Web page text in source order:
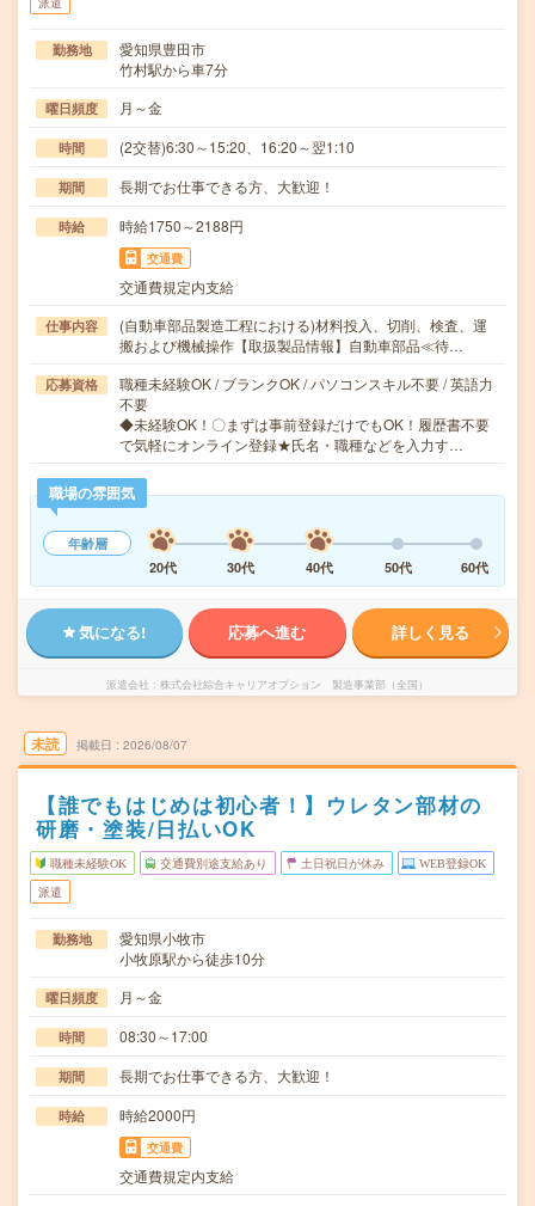
派遣
勤務地
愛知県豊田市
竹村駅から車7分
曜日頻度 月～金
時間 (2交替)6:30～15:20、16:20～翌1:10
期間 長期でお仕事できる方、大歓迎！
時給 時給1750～2188円
交通費
交通費規定内支給
仕事内容
(自動車部品製造工程における)材料投入、切削、検査、運
搬および機械操作【取扱製品情報】自動車部品≪待…
応募資格
職種未経験OK / ブランクOK / パソコンスキル不要 / 英語力
不要
◆未経験OK！〇まずは事前登録だけでもOK！履歴書不要
で気軽にオンライン登録★氏名・職種などを入力す…
職場の雰囲気
年齢層
20代
30代 40代 50代 60代
気になる! 応募へ進む 詳しく見る
派遣会社 株式会社綜合キャリアオプション 製造事業部（全国）
未読 掲載日 2026/08/07
【誰でもはじめは初心者！】ウレタン部材の
研磨・塗装/日払いOK
職種未経験OK 交通費別途支給あり 土日祝日が休み WEB登録OK
派遣
勤務地
愛知県小牧市
小牧原駅から徒歩10分
曜日頻度 月～金
時間 08:30～17:00
期間 長期でお仕事できる方、大歓迎！
時給 時給2000円
交通費
交通費規定内支給